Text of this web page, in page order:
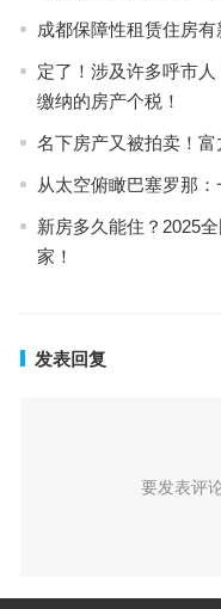
成都保障性租赁住房
定了！涉及许多呼市
缴纳的房产个税！
名下房产又被拍卖！
从太空俯瞰巴塞罗那
新房多久能住？2025
家！
发表回复
要发表评